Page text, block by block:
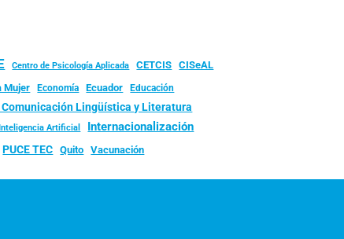
Centro de Psicología Aplicada CETCIS CISeAL
Mujer Economía Ecuador
Educación
Lingüística y Literatura
Artificial Internacionalización
PUCE TEC Quito Vacunación